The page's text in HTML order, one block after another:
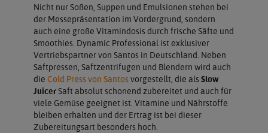
Nicht nur Soßen, Suppen und Emulsionen stehen bei
der Messepräsentation im Vordergrund, sondern
auch eine große Vitamindosis durch frische Säfte und
Smoothies. Dynamic Professional ist exklusiver
Vertriebspartner von Santos in Deutschland. Neben
Saftpressen, Saftzentrifugen und Blendern wird auch
die Cold Press von Santosvorgestellt, die als Slow
JuicerSaft absolut schonend zubereitet und auch für
viele Gemüse geeignet ist. Vitamine und Nährstoffe
bleiben erhalten und der Ertrag ist bei dieser
Zubereitungsart besonders hoch.